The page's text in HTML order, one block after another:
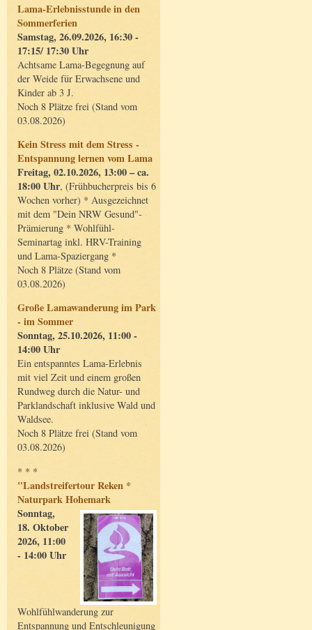
Lama-Erlebnisstunde in den
Sommerferien
Samstag, 26.09.2026, 16:30 -
17:15/ 17:30 Uhr
Achtsame Lama-Begegnung auf
der Weide für Erwachsene und
Kinder ab 3 J.
Noch 8 Plätze frei (Stand vom
03.08.2026)
Kein Stress mit dem Stress -
Entspannung lernen vom Lama
Freitag, 02.10.2026, 13:00 – ca.
18:00 Uhr, (Frühbucherpreis bis 6
Wochen vorher) * Ausgezeichnet
mit dem "Dein NRW Gesund"-
Prämierung * Wohlfühl-
Seminartag inkl. HRV-Training
und Lama-Spaziergang *
Noch 8 Plätze (Stand vom
03.08.2026)
Große Lamawanderung im Park
- im Sommer
Sonntag, 25.10.2026, 11:00 -
14:00 Uhr
Ein entspanntes Lama-Erlebnis
mit viel Zeit und einem großen
Rundweg durch die Natur- und
Parklandschaft inklusive Wald und
Waldsee.
Noch 8 Plätze frei (Stand vom
03.08.2026)
* * *
"Landstreifertour Reken *
Naturpark Hohemark
Sonntag,
18. Oktober
2026, 11:00
- 14:00 Uhr
Wohlfühlwanderung zur
Entspannung und Entschleunigung